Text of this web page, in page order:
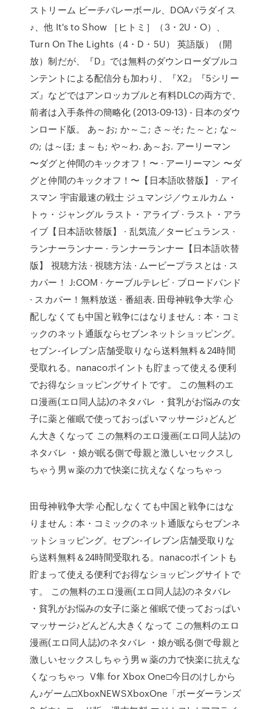
ストリーム ビーチバレーボール、DOAパラダイス
♪、他 It's to Show ［ヒトミ］（3・2U・O）、
Turn On The Lights（4・D・5U） 英語版）（開
放）制だが、『D』では無料のダウンローダブルコ
ンテントによる配信分も加わり、『X2』『5シリー
ズ』などではアンロッカブルと有料DLCの両方で、
前者は入手条件の簡略化 (2013-09-13) - 日本のダウ
ンロード版。 あ～お; か～こ; さ～そ; た～と; な～
の; は～ほ; ま～も; や～わ. あ～お. アーリーマン
〜ダグと仲間のキックオフ！〜 · アーリーマン 〜ダ
グと仲間のキックオフ！〜【日本語吹替版】 · アイ
スマン 宇宙最速の戦士 ジュマンジ／ウェルカム・
トゥ・ジャングル ラスト・アライブ · ラスト・アラ
イブ【日本語吹替版】 · 乱気流／タービュランス ·
ランナーランナー · ランナーランナー【日本語吹替
版】 視聴方法 · 視聴方法 · ムービープラスとは · ス
カパー！ J:COM · ケーブルテレビ · ブロードバンド
· スカパー！無料放送 · 番組表. 田母神戦争大学 心
配しなくても中国と戦争にはなりません：本・コミ
ックのネット通販ならセブンネットショッピング。
セブン‐イレブン店舗受取りなら送料無料＆24時間
受取れる。nanacoポイントも貯まって使える便利
でお得なショッピングサイトです。 この無料のエ
ロ漫画(エロ同人誌)のネタバレ ・貧乳がお悩みの女
子に薬と催眠で使っておっぱいマッサージ♪どんど
ん大きくなって この無料のエロ漫画(エロ同人誌)の
ネタバレ ・娘が眠る側で母親と激しいセックスし
ちゃう男ｗ薬の力で快楽に抗えなくなっちゃっ
田母神戦争大学 心配しなくても中国と戦争にはな
りません：本・コミックのネット通販ならセブンネ
ットショッピング。セブン‐イレブン店舗受取りな
ら送料無料＆24時間受取れる。nanacoポイントも
貯まって使える便利でお得なショッピングサイトで
す。 この無料のエロ漫画(エロ同人誌)のネタバレ
・貧乳がお悩みの女子に薬と催眠で使っておっぱい
マッサージ♪どんどん大きくなって この無料のエロ
漫画(エロ同人誌)のネタバレ ・娘が眠る側で母親と
激しいセックスしちゃう男ｗ薬の力で快楽に抗えな
くなっちゃっ V隼 for Xbox One□今日のけしから
ん♪ゲーム□XboxNEWSXboxOne「ボーダーランズ